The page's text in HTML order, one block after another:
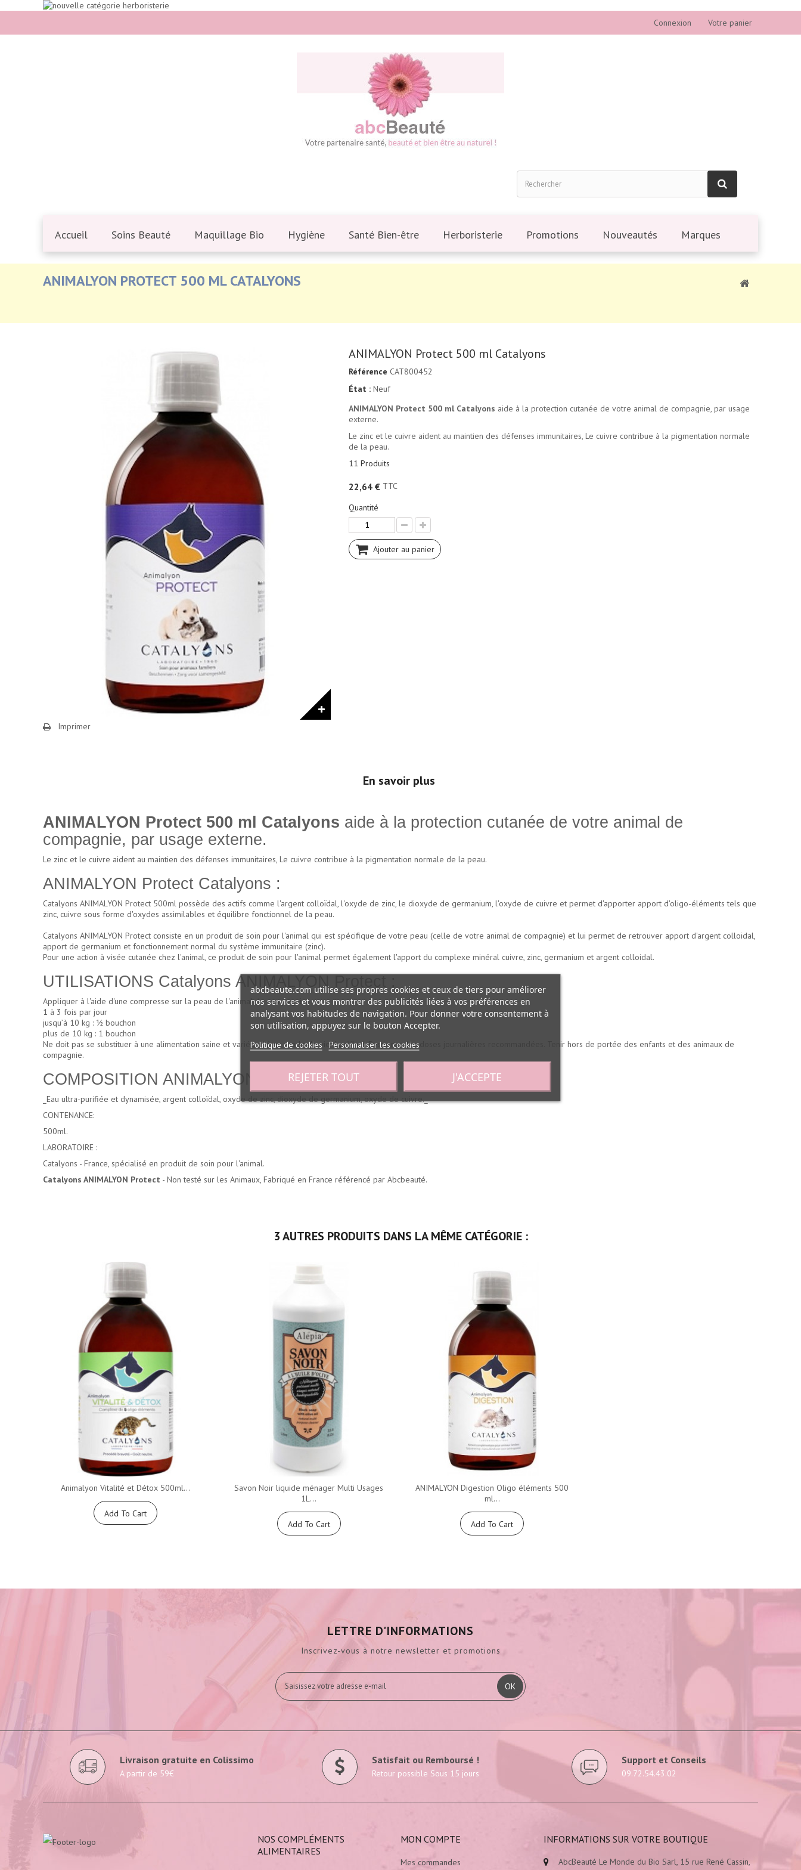
Connexion Votre panier
Accueil Soins Beauté Maquillage Bio Hygiène Santé Bien-être Herboristerie Promotions Nouveautés Marques
ANIMALYON PROTECT 500 ML CATALYONS
Imprimer
ANIMALYON Protect 500 ml Catalyons
Référence CAT800452
État : Neuf
ANIMALYON Protect 500 ml Catalyons aide à la protection cutanée de votre animal de compagnie, par usage
externe.
Le zinc et le cuivre aident au maintien des défenses immunitaires, Le cuivre contribue à la pigmentation normale
de la peau.
11 Produits
22,64 € TTC
Quantité
Ajouter au panier
En savoir plus
ANIMALYON Protect 500 ml Catalyons aide à la protection cutanée de votre animal de
compagnie, par usage externe.
Le zinc et le cuivre aident au maintien des défenses immunitaires, Le cuivre contribue à la pigmentation normale de la peau.
ANIMALYON Protect Catalyons :
Catalyons ANIMALYON Protect 500ml possède des actifs comme l'argent colloïdal, l'oxyde de zinc, le dioxyde de germanium, l'oxyde de cuivre et permet d'apporter apport d'oligo-éléments tels que
zinc, cuivre sous forme d'oxydes assimilables et équilibre fonctionnel de la peau.
Catalyons ANIMALYON Protect consiste en un produit de soin pour l'animal qui est spécifique de votre peau (celle de votre animal de compagnie) et lui permet de retrouver apport d'argent colloidal,
apport de germanium et fonctionnement normal du système immunitaire (zinc).
Pour une action à visée cutanée chez l'animal, ce produit de soin pour l'animal permet également l'apport du complexe minéral cuivre, zinc, germanium et argent colloidal.
UTILISATIONS Catalyons ANIMALYON Protect :
Appliquer à l'aide d'une compresse sur la peau de l'animal de compagnie
1 à 3 fois par jour
jusqu’à 10 kg : ½ bouchon
plus de 10 kg : 1 bouchon
Ne doit pas se substituer à une alimentation saine et variée, ni à un mode de vie équilibré. Respecter les doses journalières recommandées. Tenir hors de portée des enfants et des animaux de
compagnie.
COMPOSITION ANIMALYON Protect :
_Eau ultra-purifiée et dynamisée, argent colloïdal, oxyde de zinc, dioxyde de germanium, oxyde de cuivre._
CONTENANCE:
500ml.
LABORATOIRE :
Catalyons - France, spécialisé en produit de soin pour l'animal.
Catalyons ANIMALYON Protect - Non testé sur les Animaux, Fabriqué en France référencé par Abcbeauté.
3 AUTRES PRODUITS DANS LA MÊME CATÉGORIE :
Animalyon Vitalité et Détox 500ml...
Add To Cart
Savon Noir liquide ménager Multi Usages
1L...
Add To Cart
ANIMALYON Digestion Oligo éléments 500
ml...
Add To Cart
LETTRE D'INFORMATIONS
Inscrivez-vous à notre newsletter et promotions
OK
Livraison gratuite en Colissimo
A partir de 59€
Satisfait ou Remboursé !
Retour possible Sous 15 jours
Support et Conseils
09.72.54.43.02
NOS COMPLÉMENTS
ALIMENTAIRES
MON COMPTE
Mes commandes
INFORMATIONS SUR VOTRE BOUTIQUE
AbcBeauté Le Monde du Bio Sarl, 15 rue René Cassin,
abcbeaute.com utilise ses propres cookies et ceux de tiers pour améliorer
nos services et vous montrer des publicités liées à vos préférences en
analysant vos habitudes de navigation. Pour donner votre consentement à
son utilisation, appuyez sur le bouton Accepter.
Politique de cookies Personnaliser les cookies
REJETER TOUT J'ACCEPTE